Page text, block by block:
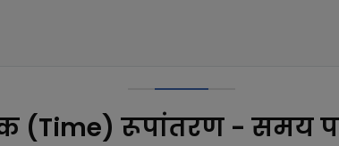
(Time) रूपांतरण - समय